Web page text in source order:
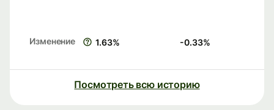
Изменение 1.63% -0.33%
Посмотреть всю историю